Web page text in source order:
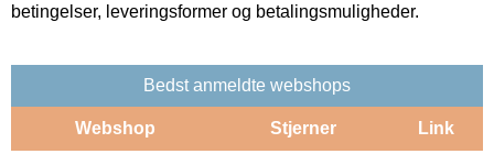
betingelser, leveringsformer og betalingsmuligheder.
Bedst anmeldte webshops
Webshop Stjerner Link